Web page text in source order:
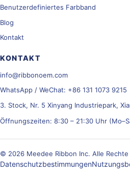
Benutzerdefiniertes Farbband
Blog
Kontakt
KONTAKT
info@ribbonoem.com
WhatsApp / WeChat: +86 131 1073 9215
3. Stock, Nr. 5 Xinyang Industriepark,
Öffnungszeiten: 8:30 – 21:30 Uhr
© 2026 Meedee Ribbon Inc. Alle
Datenschutzbestimmungen